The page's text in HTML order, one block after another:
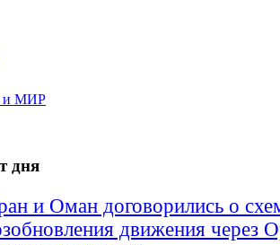
МИР
дня
и Оман договорились о
движения через